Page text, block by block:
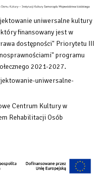
uniwersalne kultury
finansowany jest w
dostępności" Priorytetu III
programu
2021-2027.
uniwersalne-
Centrum Kultury w
Rehabilitacji Osób